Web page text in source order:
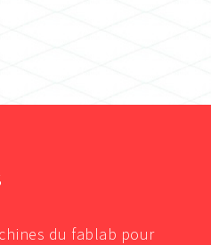
du fablab pour